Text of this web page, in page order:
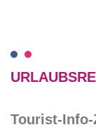
Tourist-Info-